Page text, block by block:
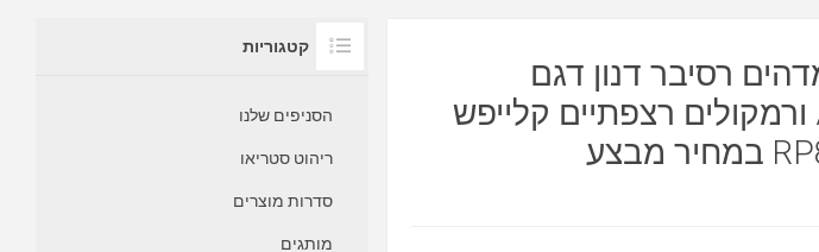
רסיבר דנון דגם
AVRX1700 ורמקולים רצפתיים קלייפש
קטגוריות
הסניפים שלנו
ריהוט סטריאו
סדרות מוצרים
מותגים